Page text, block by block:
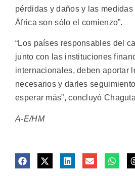
pérdidas y daños y las
África son sólo el comienzo”.
“Los países responsables del
junto con las instituciones
internacionales, deben aportar
necesarios y darles
esperar más”, concluyó
A-E/HM